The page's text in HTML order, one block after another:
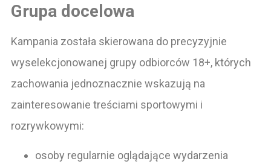
Grupa docelowa
Kampania została skierowana do precyzyjnie
wyselekcjonowanej grupy odbiorców 18+, których
zachowania jednoznacznie wskazują na
zainteresowanie treściami sportowymi i
rozrywkowymi:
osoby regularnie oglądające wydarzenia